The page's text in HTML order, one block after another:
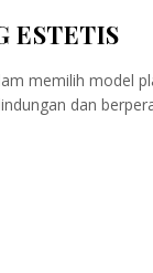
ESTETIS
memilih model
dan